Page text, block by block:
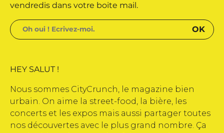
vendredis dans votre boite mail.
HEY SALUT !
Nous sommes CityCrunch, le magazine bien
urbain. On aime la street-food, la bière, les
concerts et les expos mais aussi partager toutes
nos découvertes avec le plus grand nombre. Ça